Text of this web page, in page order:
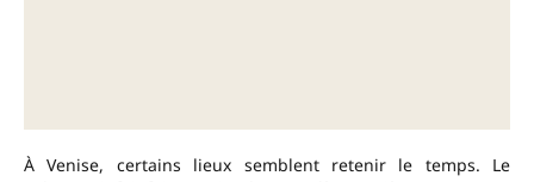
À Venise, certains lieux semblent retenir le temps. Le